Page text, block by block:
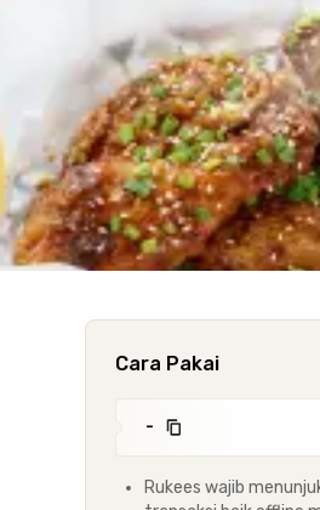
Cara Pakai
-
Rukees wajib